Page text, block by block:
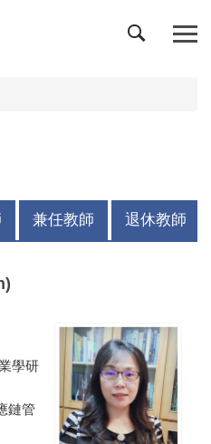
兼任教師 退休教師
學研
鏈管